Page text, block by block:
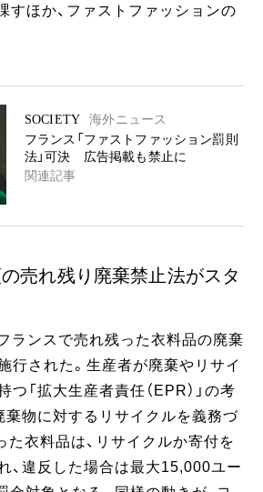
すほか、ファストファッションの
SOCIETY
海外ニュース
フランス「ファストファッション罰則
法」可決 広告掲載も禁止に
関連記事
売れ残り廃棄禁止法がスタ
ランスで売れ残った衣料品の廃棄
行された。生産者が廃棄やリサイ
「拡大生産者責任（EPR）」の考
棄物に対するリサイクルを義務づ
た衣料品は、リサイクルか寄付を
、違反した場合は最大15,000ユー